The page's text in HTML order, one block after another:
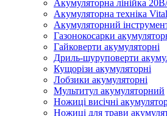
Акумуляторна лінійка
Акумуляторна техніка
Акумуляторний
Газонокосарки
Гайковерти акумуляторні
Дриль-шуруповерти
Кущорізи акумуляторні
Лобзики акумуляторні
Мультитул акумуляторний
Ножиці висічні
Ножиці для трави